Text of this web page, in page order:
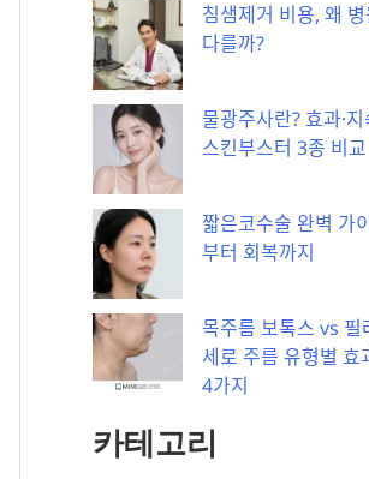
침샘제거 비용, 왜
다를까?
물광주사란? 효과·
스킨부스터 3종 비교
짧은코수술 완벽 가
부터 회복까지
목주름 보톡스 vs 필
세로 주름 유형별 효
4가지
카테고리